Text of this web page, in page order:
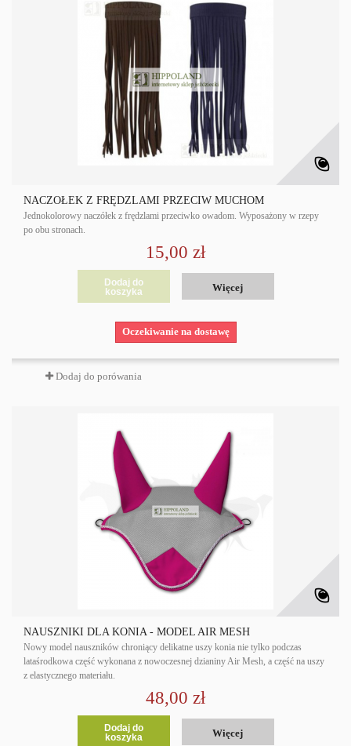
NACZÓŁEK Z FRĘDZLAMI PRZECIW MUCHOM
Jednokolorowy naczółek z frędzlami przeciwko owadom. Wyposażony w rzepy
po obu stronach.
15,00 zł
Dodaj do
koszyka
Więcej
Oczekiwanie na dostawę
Dodaj do porówania
NAUSZNIKI DLA KONIA - MODEL AIR MESH
Nowy model nauszników chroniący delikatne uszy konia nie tylko podczas
lataśrodkowa część wykonana z nowoczesnej dzianiny Air Mesh, a część na uszy
z elastycznego materiału.
48,00 zł
Dodaj do
koszyka
Więcej